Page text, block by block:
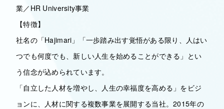
業／HR University事業
【特徴】
社名の「Hajimari」「一歩踏み出す覚悟がある限り、人はい
つでも何度でも、新しい人生を始めることができる」とい
う信念が込められています。
「自立した人材を増やし、人生の幸福度を高める」をビジ
ョンに、人材に関する複数事業を展開する当社。2015年の